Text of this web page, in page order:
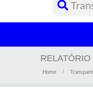
Home